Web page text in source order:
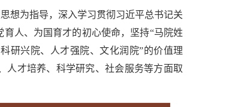
想为指导，深入学习贯彻习近平总书记关
人、为国育才的初心使命，坚持“马院姓
研兴院、人才强院、文化润院”的价值理
人才培养、科学研究、社会服务等方面取